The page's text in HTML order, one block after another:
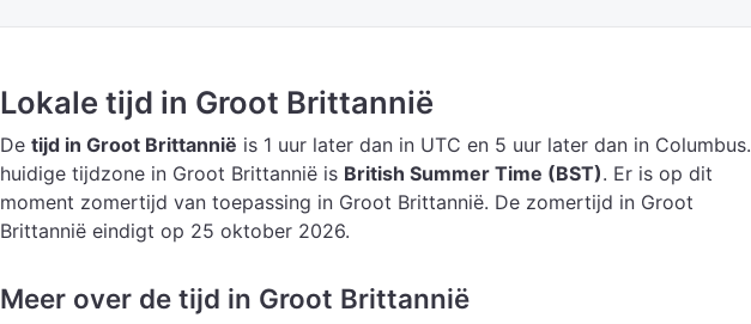
Lokale tijd in Groot Brittannië
De tijd in Groot Brittannië is 1 uur later dan in UTC en 5 uur later dan in Columbus.
huidige tijdzone in Groot Brittannië is British Summer Time (BST). Er is op dit
moment zomertijd van toepassing in Groot Brittannië. De zomertijd in Groot
Brittannië eindigt op 25 oktober 2026.
Meer over de tijd in Groot Brittannië